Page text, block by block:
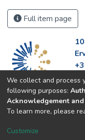
Full item page
We collect and process
following purposes:
Acknowledgement
To learn more, please
Customize